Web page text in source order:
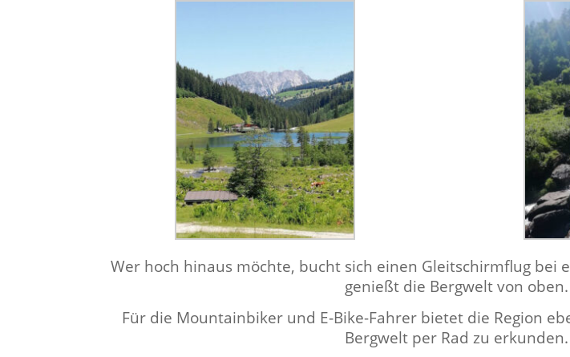
Wer hoch hin­aus möchte, bucht sich einen Gleitschirm­flug bei
genießt die Berg­welt von oben.
Für die Moun­tain­bik­er und E‑Bike-Fahrer bietet die Region
Berg­welt per Rad zu erkunden.